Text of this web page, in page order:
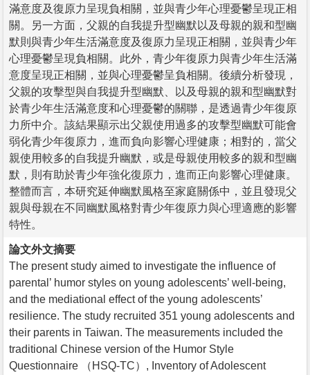
滿意度及復原力呈現負相關，並與青少年心理憂鬱呈現正相
關。另一方面，父親的自我提升型幽默以及母親的親和型幽
默則與青少年生活滿意度及復原力呈現正相關，並與青少年
心理憂鬱呈現負相關。此外，青少年復原力與青少年生活滿
意度呈現正相關，並與心理憂鬱呈負相關。後續分析發現，
父親的攻擊型與自我提升型幽默、以及母親的親和型幽默對
於青少年生活滿意度和心理憂鬱的關聯，是透過青少年復原
力所中介。該結果顯示出父親使用過多的攻擊型幽默可能會
弱化青少年復原力，進而負向影響心理健康；相對的，當父
親使用較多的自我提升幽默，或是母親使用較多的親和型幽
默，則有助於青少年強化復原力，進而正向影響心理健康。
整體而言，本研究延伸幽默風格至家庭關係中，並且發現父
親與母親在不同幽默風格對青少年復原力與心理適應的影響
特性。
論文外文摘要
The present study aimed to investigate the influence of
parental’ humor styles on young adolescents’ well-being,
and the mediational effect of the young adolescents’
resilience. The study recruited 351 young adolescents and
their parents in Taiwan. The measurements included the
traditional Chinese version of the Humor Style
Questionnaire （HSQ-TC）, Inventory of Adolescent